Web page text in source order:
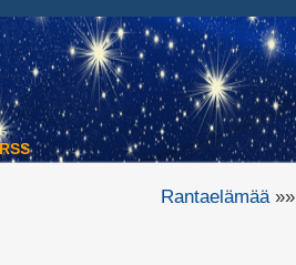
RSS
Rantaelämää»»